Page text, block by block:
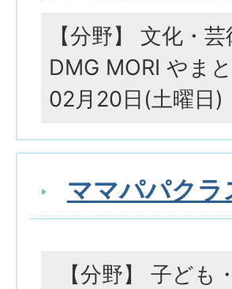
【分野】 文化・
DMG MORI やま
02月20日(土曜日)
ママパパクラ
【分野】 子ど